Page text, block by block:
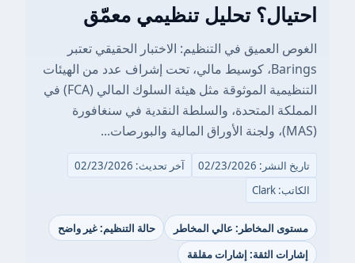
احتيال؟ تحليل تنظيمي معمّق
الغوص العميق في التنظيم: الاختبار الحقيقي تعتبر
Barings، كوسيط مالي، تحت إشراف عدد من الهيئات
التنظيمية الموثوقة مثل هيئة السلوك المالي (FCA) في
المملكة المتحدة، والسلطة النقدية في سنغافورة
(MAS)، ولجنة الأوراق المالية والبورصات...
تاريخ النشر: 02/23/2026
آخر تحديث: 02/23/2026
الكاتب: Clark
مستوى المخاطر: عالي المخاطر
حالة التنظيم: غير واضح
إشارات الثقة: إشارات مقلقة